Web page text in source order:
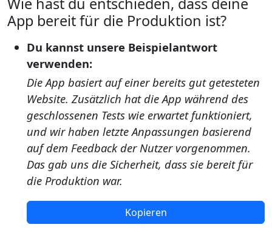
App bereit für die Produktion ist?
Du kannst unsere Beispielantwort
verwenden:
Die App basiert auf einer bereits gut getesteten
Website. Zusätzlich hat die App während des
geschlossenen Tests wie erwartet funktioniert,
und wir haben letzte Anpassungen basierend
auf dem Feedback der Nutzer vorgenommen.
Das gab uns die Sicherheit, dass sie bereit für
die Produktion war.
Kopieren